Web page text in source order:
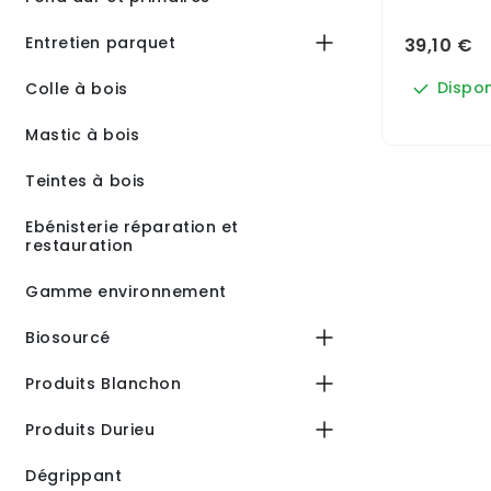
Entretien parquet
Colle à bois
Mastic à bois
Teintes à bois
Ebénisterie réparation et
restauration
Gamme environnement
Biosourcé
Produits Blanchon
Produits Durieu
Dégrippant
39,10 €